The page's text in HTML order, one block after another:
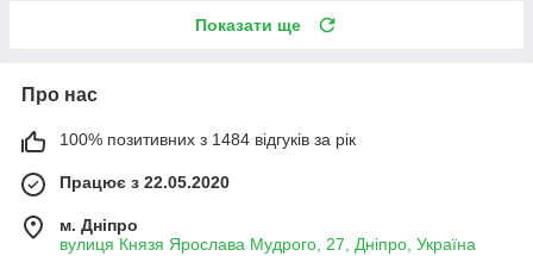
Показати ще
Про нас
100% позитивних з 1484 відгуків за рік
Працює з 22.05.2020
м. Дніпро
вулиця Князя Ярослава Мудрого, 27, Дніпро, Україна